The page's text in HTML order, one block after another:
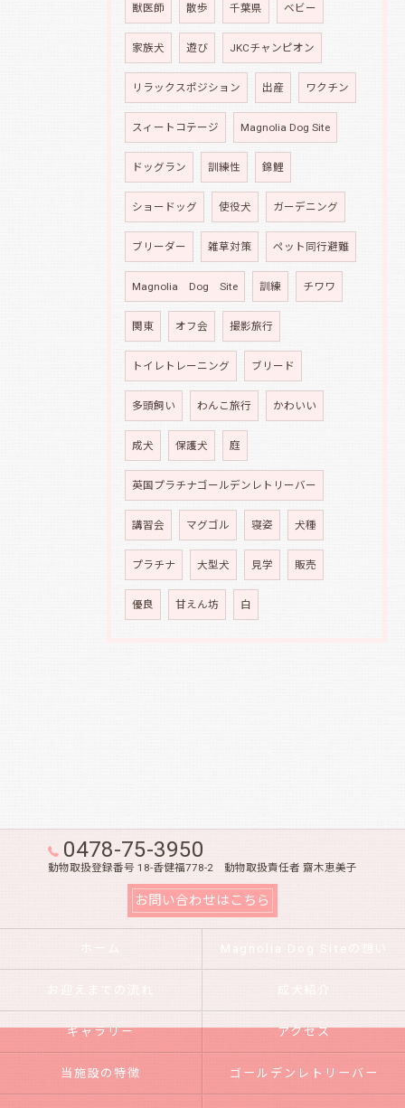
獣医師 散歩 千葉県 ベビー
家族犬 遊び JKCチャンピオン
リラックスポジション 出産 ワクチン
スィートコテージ Magnolia Dog Site
ドッグラン 訓練性 錦鯉
ショードッグ 使役犬 ガーデニング
ブリーダー 雑草対策 ペット同行避難
Magnolia Dog Site 訓練 チワワ
関東 オフ会 撮影旅行
トイレトレーニング ブリード
多頭飼い わんこ旅行 かわいい
成犬 保護犬 庭
英国プラチナゴールデンレトリーバー
講習会 マグゴル 寝姿 犬種
プラチナ 大型犬 見学 販売
優良 甘えん坊 白
0478-75-3950
動物取扱登録番号 18-香健福778-2 動物取扱責任者 齋木恵美子
お問い合わせはこちら
ホーム Magnolia Dog Siteの想い
お迎えまでの流れ 成犬紹介
ギャラリー アクセス
当施設の特徴 ゴールデンレトリーバー